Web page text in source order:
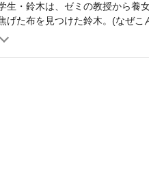
・鈴木は、ゼミの教授から養
た布を見つけた鈴木。(なぜこ
授と蜜子が乱れあう衝撃の現